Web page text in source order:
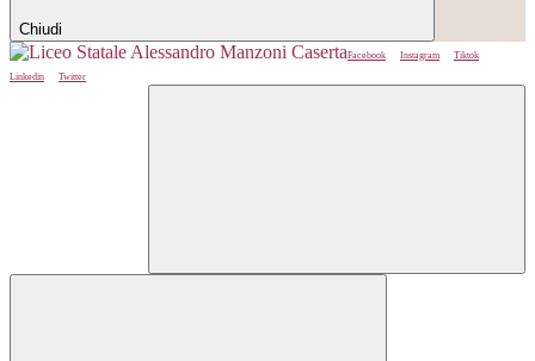
Chiudi
Facebook Instagram
Tiktok
Linkedin
Twitter